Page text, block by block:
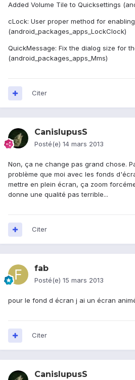
Added Volume Tile to Quicksettings
cLock: User proper method for
(android_packages_apps_LockClock)
QuickMessage: Fix the dialog size for
(android_packages_apps_Mms)
Citer
CanislupusS
Posté(e) 14 mars 2013
Non, ça ne change pas grand chose.
problème que moi avec les fonds
mettre en plein écran, ça zoom
donne une qualité pas terrible...
Citer
fab
Posté(e) 15 mars 2013
pour le fond d écran j ai un écran
Citer
CanislupusS